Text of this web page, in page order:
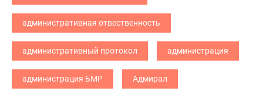
административная отвественность
административный протокол администрация
администрация БМР Адмирал